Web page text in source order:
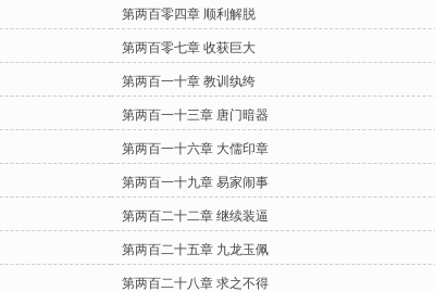
第两百零四章 顺利解脱
第两百零七章 收获巨大
第两百一十章 教训纨绔
第两百一十三章 唐门暗器
第两百一十六章 大儒印章
第两百一十九章 易家闹事
第两百二十二章 继续装逼
第两百二十五章 九龙玉佩
第两百二十八章 求之不得